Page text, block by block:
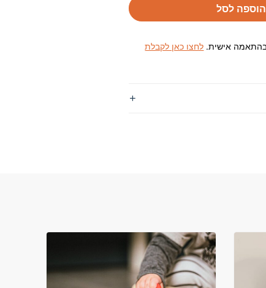
הוספה לסל
בהתאמה אישית. לחצו כאן לקבלת